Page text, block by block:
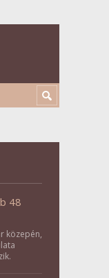
48
közepén,